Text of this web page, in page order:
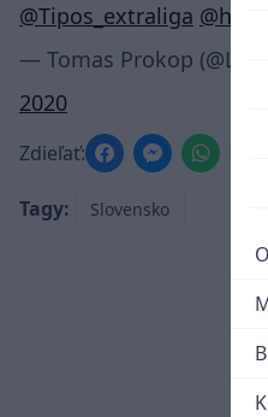
@Tipos_extraliga
— Tomas Prokop
2020
Zdieľať:
Tagy: Slovensko